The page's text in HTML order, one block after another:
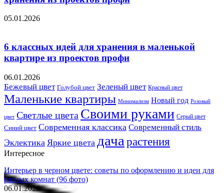
05.01.2026
6 классных идей для хранения в маленькой
квартире из проектов профи
06.01.2026
Бежевый цвет Голубой цвет Зеленый цвет Красный цвет
Маленькие квартиры Минимализм Новый год Розовый
цвет Светлые цвета Своими руками Серый цвет
Синий цвет Современная классика Современный стиль
Эклектика Яркие цвета дача растения
Интересное
Интерьер в черном цвете: советы по оформлению и идеи для
разных комнат (96 фото)
06.01.2026